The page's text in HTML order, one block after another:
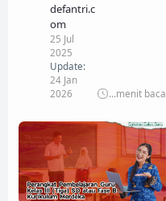
defantri.c
om
25 Jul
2025
Update:
24 Jan
2026
...menit baca